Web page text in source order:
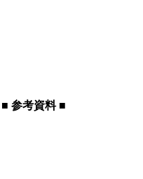
■ 参考資料 ■